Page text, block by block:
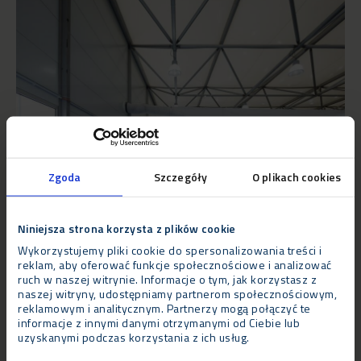
Zgoda Szczegóły O plikach cookies
Niniejsza strona korzysta z plików cookie
Wykorzystujemy pliki cookie do spersonalizowania treści i
reklam, aby oferować funkcje społecznościowe i analizować
ruch w naszej witrynie. Informacje o tym, jak korzystasz z
naszej witryny, udostępniamy partnerom społecznościowym,
reklamowym i analitycznym. Partnerzy mogą połączyć te
informacje z innymi danymi otrzymanymi od Ciebie lub
uzyskanymi podczas korzystania z ich usług.
Wyzwanie
Rzecznik lotniska komentuje: “Naszym celem było stworzenie
terminalu, który byłby zorientowany na klienta, zarówno w
odniesieniu do naszych pasażerów jak i przewoźników
lotniczych, zapewniając komfortową i bezstresową podróży w
niewysokiej cenie.”